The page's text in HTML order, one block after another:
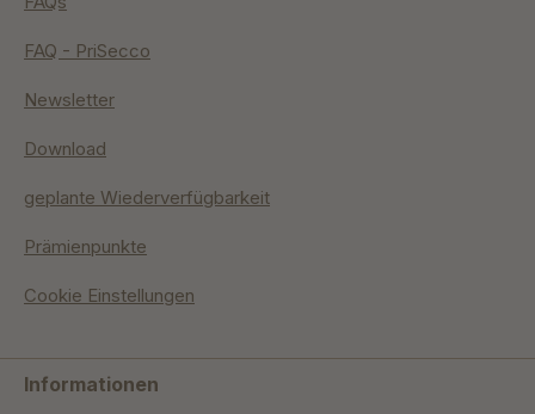
FAQ - PriSecco
Newsletter
Download
geplante Wiederverfügbarkeit
Prämienpunkte
Cookie Einstellungen
Informationen